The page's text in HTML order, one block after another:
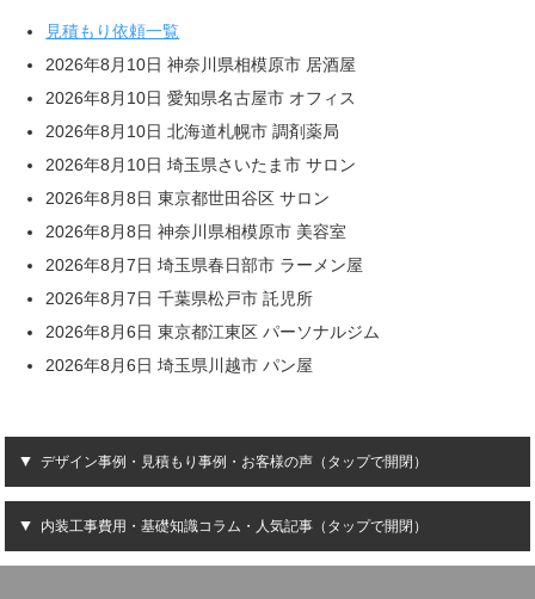
見積もり依頼一覧
2026年8月10日 神奈川県相模原市 居酒屋
2026年8月10日 愛知県名古屋市 オフィス
2026年8月10日 北海道札幌市 調剤薬局
2026年8月10日 埼玉県さいたま市 サロン
2026年8月8日 東京都世田谷区 サロン
2026年8月8日 神奈川県相模原市 美容室
2026年8月7日 埼玉県春日部市 ラーメン屋
2026年8月7日 千葉県松戸市 託児所
2026年8月6日 東京都江東区 パーソナルジム
2026年8月6日 埼玉県川越市 パン屋
デザイン事例・見積もり事例・お客様の声（タップで開閉）
内装工事費用・基礎知識コラム・人気記事（タップで開閉）